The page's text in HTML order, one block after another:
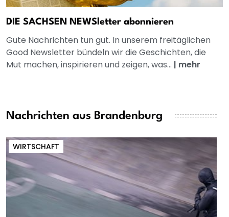
DIE SACHSEN NEWSletter abonnieren
Gute Nachrichten tun gut. In unserem freitäglichen
Good Newsletter bündeln wir die Geschichten, die
Mut machen, inspirieren und zeigen, was... | mehr
Nachrichten aus Brandenburg
WIRTSCHAFT